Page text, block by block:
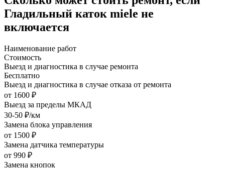
Гладильный каток miele не
включается
Наименование работ
Стоимость
Выезд и диагностика в случае ремонта
Бесплатно
Выезд и диагностика в случае отказа от ремонта
от 1600 ₽
Выезд за пределы МКАД
30-50 ₽/км
Замена блока управления
от 1500 ₽
Замена датчика температуры
от 990 ₽
Замена кнопок